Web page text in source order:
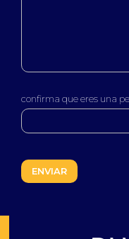
confirma que eres una